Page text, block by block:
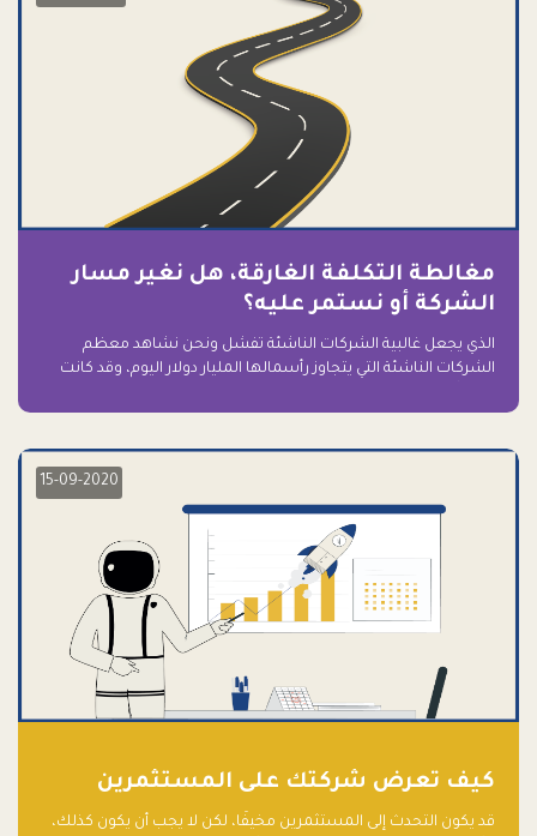
مغالطة التكلفة الغارقة، هل نغير مسار
الشركة أو نستمر عليه؟
الذي يجعل غالبية الشركات الناشئة تفشل ونحن نشاهد معظم
الشركات الناشئة التي يتجاوز رأسمالها المليار دولار اليوم، وقد كانت
15-09-2020
كيف تعرض شركتك على المستثمرين
قد يكون التحدث إلى المستثمرين مخيفًا، لكن لا يجب أن يكون كذلك،